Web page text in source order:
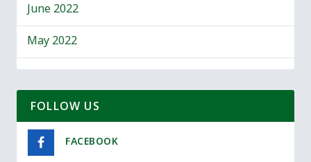
June 2022
May 2022
FOLLOW US
FACEBOOK